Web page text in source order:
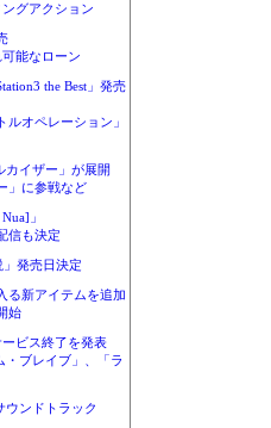
グアクション
能なローン
the Best」発売
オペレーション」
カイザー」が展開
」に参戦など
」
信も決定
」発売日決定
る新アイテムを追加
始
ビス終了を発表
・ブレイブ」、「ラ
ンドトラック